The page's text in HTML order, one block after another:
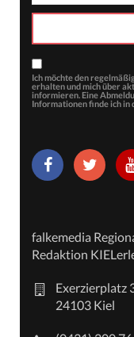
Ich möchte den
erhalten und mich über
informieren. Eine
Informationen finde ich in
falkemedia
Redaktion
Exerzierplatz
24103 Kiel